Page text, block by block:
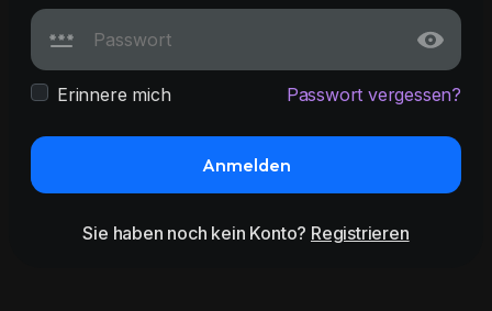
Erinnere mich Passwort vergessen?
Anmelden
Sie haben noch kein Konto? Registrieren